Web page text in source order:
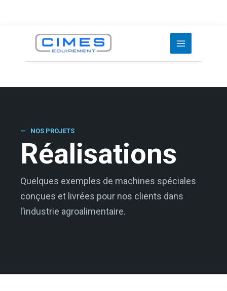
— NOS PROJETS
Réalisations
Quelques exemples de machines spéciales
conçues et livrées pour nos clients dans
l’industrie agroalimentaire.